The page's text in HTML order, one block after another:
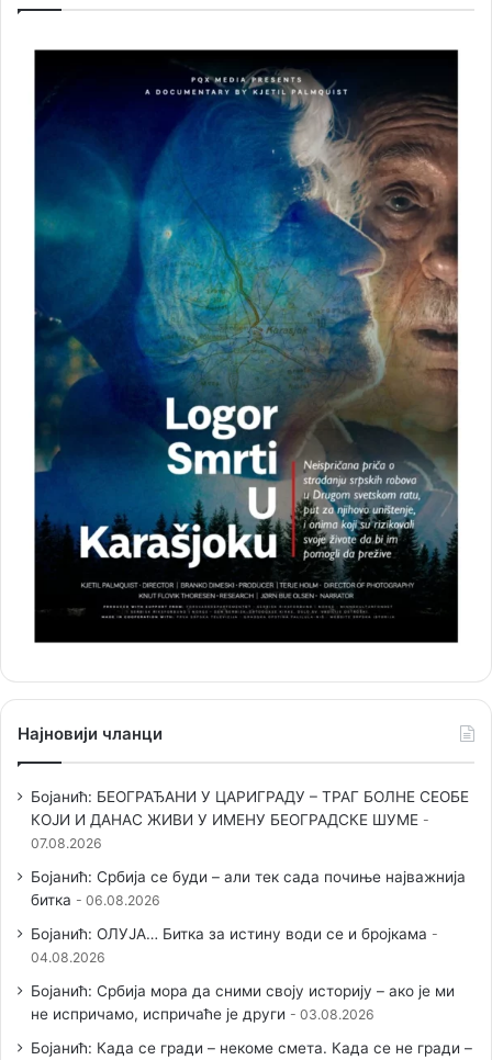
Најновији чланци
Бојанић: БЕОГРАЂАНИ У ЦАРИГРАДУ – ТРАГ БОЛНЕ СЕОБЕ
КОЈИ И ДАНАС ЖИВИ У ИМЕНУ БЕОГРАДСКЕ ШУМЕ
07.08.2026
Бојанић: Србија се буди – али тек сада почиње најважнија
битка
06.08.2026
Бојанић: ОЛУЈА… Битка за истину води се и бројкама
04.08.2026
Бојанић: Србија мора да сними своју историју – ако је ми
не испричамо, испричаће је други
03.08.2026
Бојанић: Када се гради – некоме смета. Када се не гради –